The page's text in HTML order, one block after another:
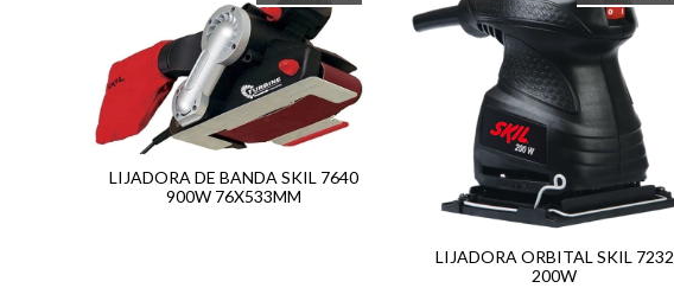
LIJADORA DE BANDA SKIL 7640
900W 76X533MM
LIJADORA ORBITAL SKIL 7232
200W